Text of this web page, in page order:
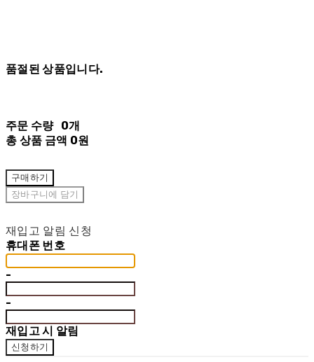
품절된 상품입니다.
주문 수량 0개
총 상품 금액 0원
구매하기
장바구니에 담기
재입고 알림 신청
휴대폰 번호
-
-
재입고 시 알림
신청하기